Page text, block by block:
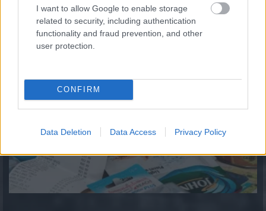
I want to allow Google to enable storage
related to security, including authentication
functionality and fraud prevention, and other
user protection.
CONFIRM
Data Deletion Data Access Privacy Policy
drágulás!
2026.08.07. 09:28